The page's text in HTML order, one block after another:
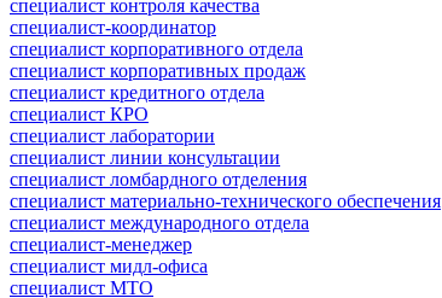
специалист контроля качества
специалист-координатор
специалист корпоративного отдела
специалист корпоративных продаж
специалист кредитного отдела
специалист КРО
специалист лаборатории
специалист линии консультации
специалист ломбардного отделения
специалист материально-технического обеспечения
специалист международного отдела
специалист-менеджер
специалист мидл-офиса
специалист МТО